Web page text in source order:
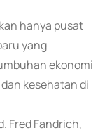
hanya pusat
yang
ekonomi
kesehatan di
Fred Fandrich,